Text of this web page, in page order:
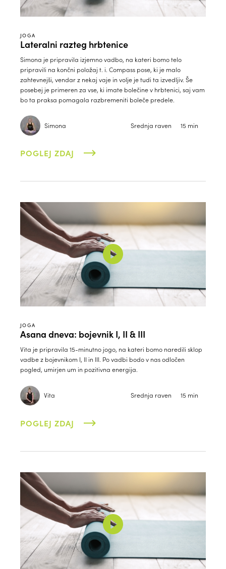
JOGA
Lateralni razteg hrbtenice
Simona je pripravila izjemno vadbo, na kateri bomo telo
pripravili na končni položaj t. i. Compass pose, ki je malo
zahtevnejši, vendar z nekaj vaje in volje je tudi ta izvedljiv. Še
posebej je primeren za vse, ki imate bolečine v hrbtenici, saj vam
bo ta praksa pomagala razbremeniti boleče predele.
Simona Srednja raven 15 min
POGLEJ ZDAJ
JOGA
Asana dneva: bojevnik I, II & III
Vita je pripravila 15-minutno jogo, na kateri bomo naredili sklop
vadbe z bojevnikom I, II in III. Po vadbi bodo v nas odločen
pogled, umirjen um in pozitivna energija.
Vita Srednja raven 15 min
POGLEJ ZDAJ